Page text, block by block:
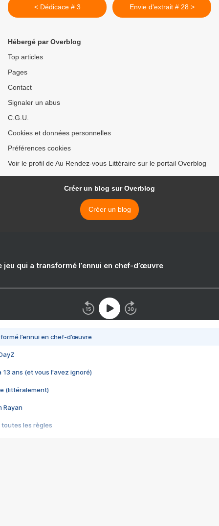
< Dédicace # 3 Envie d'extrait # 28 >
Hébergé par Overblog
Top articles
Pages
Contact
Signaler un abus
C.G.U.
Cookies et données personnelles
Préférences cookies
Voir le profil de Au Rendez-vous Littéraire sur le portail Overblog
Créer un blog sur Overblog
Créer un blog
jeu qui a transformé l’ennui en chef-d’œuvre
l’ennui en chef-d’œuvre
13 ans (et vous l'avez ignoré)
(littéralement)
Rayan
toutes les règles